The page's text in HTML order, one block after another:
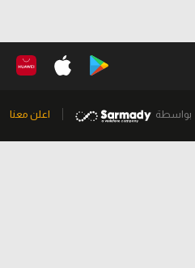
بواسطة اعلن معنا